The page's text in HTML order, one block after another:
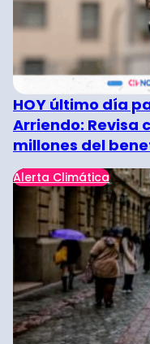
HOY último día
Arriendo: Revisa
millones del
Alerta Climática